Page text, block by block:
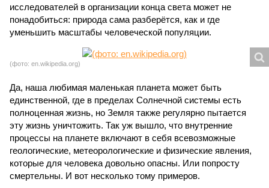
исследователей в организации конца света может не
понадобиться: природа сама разберётся, как и где
уменьшить масштабы человеческой популяции.
(фото: en.wikipedia.org)
Да, наша любимая маленькая планета может быть
единственной, где в пределах Солнечной системы есть
полноценная жизнь, но Земля также регулярно пытается
эту жизнь уничтожить. Так уж вышло, что внутренние
процессы на планете включают в себя всевозможные
геологические, метеорологические и физические явления,
которые для человека довольно опасны. Или попросту
смертельны. И вот несколько тому примеров.